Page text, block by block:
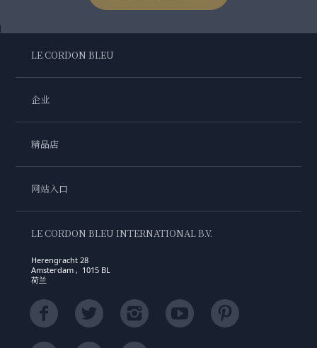
LE CORDON BLEU
企业
精品店
网站入口
LE CORDON BLEU INTERNATIONAL B.V.
Herengracht 28
Amsterdam , 1015 BL
荷兰